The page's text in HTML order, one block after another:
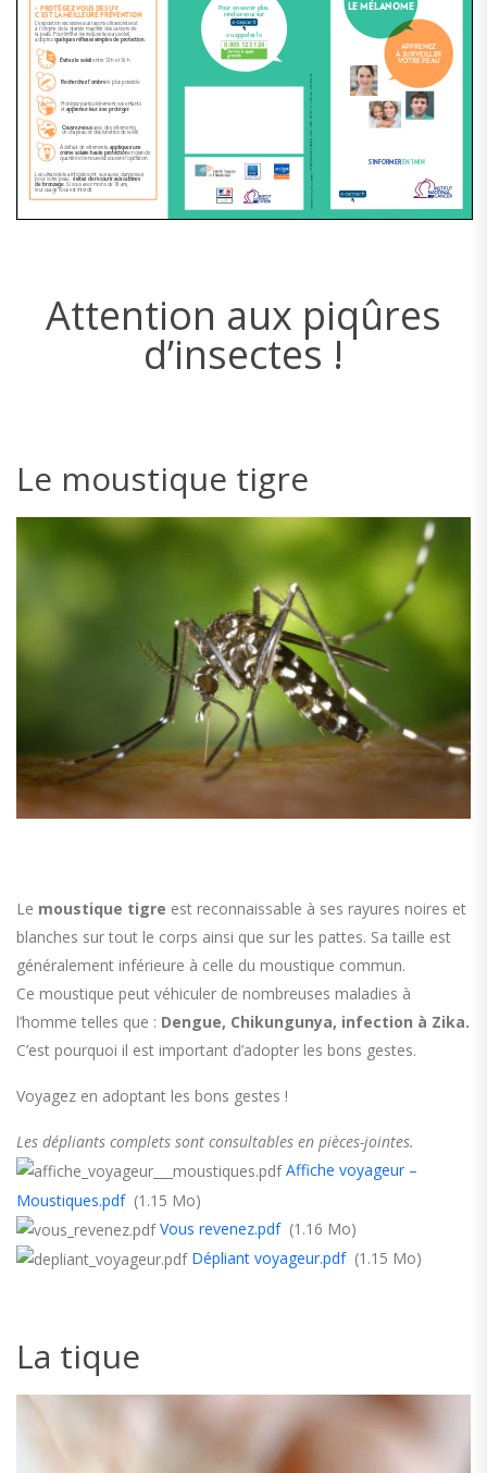
Attention aux piqûres
d’insectes !
Le moustique tigre
Le moustique tigre est reconnaissable à ses rayures noires et
blanches sur tout le corps ainsi que sur les pattes. Sa taille est
généralement inférieure à celle du moustique commun.
Ce moustique peut véhiculer de nombreuses maladies à
l’homme telles que : Dengue, Chikungunya, infection à Zika.
C’est pourquoi il est important d’adopter les bons gestes.
Voyagez en adoptant les bons gestes !
Les dépliants complets sont consultables en pièces-jointes.
Affiche voyageur –
Moustiques.pdf(1.15 Mo)
Vous revenez.pdf(1.16 Mo)
Dépliant voyageur.pdf(1.15 Mo)
La tique